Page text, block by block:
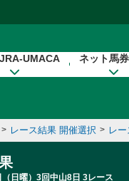
UMACA ネット馬
> レース結果 開催選択 > レ
日曜）3回中山8日 3レース